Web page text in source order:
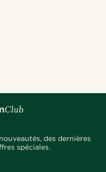
des dernières
spéciales.